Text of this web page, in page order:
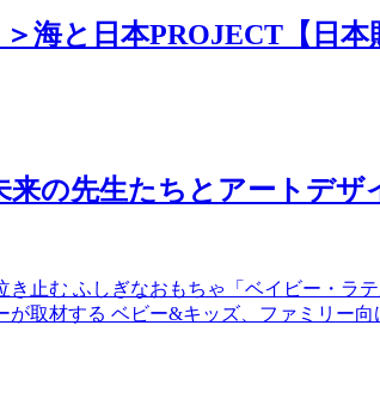
海と日本PROJECT【日
来の先生たちとアートデザ